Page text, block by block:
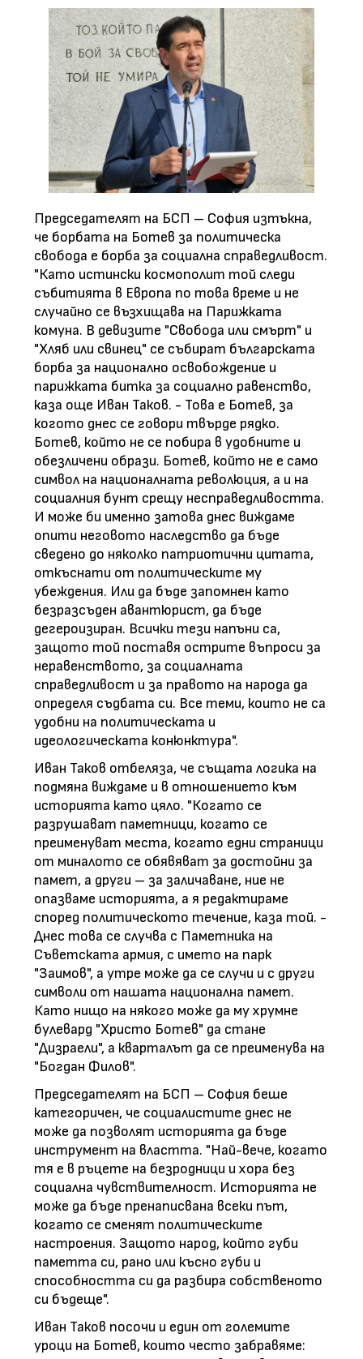
Председателят на БСП – София изтъкна,
че борбата на Ботев за политическа
свобода е борба за социална справедливост.
"Като истински космополит той следи
събитията в Европа по това време и не
случайно се възхищава на Парижката
комуна. В девизите "Свобода или смърт" и
"Хляб или свинец" се събират българската
борба за национално освобождение и
парижката битка за социално равенство,
каза още Иван Таков. - Това е Ботев, за
когото днес се говори твърде рядко.
Ботев, който не се побира в удобните и
обезличени образи. Ботев, който не е само
символ на националната революция, а и на
социалния бунт срещу несправедливостта.
И може би именно затова днес виждаме
опити неговото наследство да бъде
сведено до няколко патриотични цитата,
откъснати от политическите му
убеждения. Или да бъде запомнен като
безразсъден авантюрист, да бъде
дегероизиран. Всички тези напъни са,
защото той поставя острите въпроси за
неравенството, за социалната
справедливост и за правото на народа да
определя съдбата си. Все теми, които не са
удобни на политическата и
идеологическата конюнктура".
Иван Таков отбеляза, че същата логика на
подмяна виждаме и в отношението към
историята като цяло. "Когато се
разрушават паметници, когато се
преименуват места, когато едни страници
от миналото се обявяват за достойни за
памет, а други – за заличаване, ние не
опазваме историята, а я редактираме
според политическото течение, каза той. -
Днес това се случва с Паметника на
Съветската армия, с името на парк
"Заимов", а утре може да се случи и с други
символи от нашата национална памет.
Като нищо на някого може да му хрумне
булевард "Христо Ботев" да стане
"Дизраели", а кварталът да се преименува на
"Богдан Филов".
Председателят на БСП – София беше
категоричен, че социалистите днес не
може да позволят историята да бъде
инструмент на властта. "Най-вече, когато
тя е в ръцете на безродници и хора без
социална чувствителност. Историята не
може да бъде пренаписвана всеки път,
когато се сменят политическите
настроения. Защото народ, който губи
паметта си, рано или късно губи и
способността си да разбира собственото
си бъдеще".
Иван Таков посочи и един от големите
уроци на Ботев, които често забравяме: